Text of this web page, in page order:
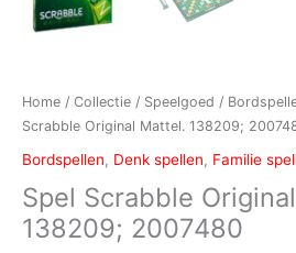
Home / Collectie / Speelgoed /
Scrabble Original Mattel. 138209;
Bordspellen, Denk spellen, Familie
Spel Scrabble
138209; 2007480